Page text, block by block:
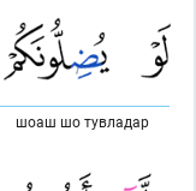
шоаш шо тувладар